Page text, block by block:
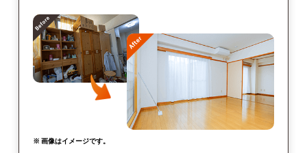
※ 画像はイメージです。